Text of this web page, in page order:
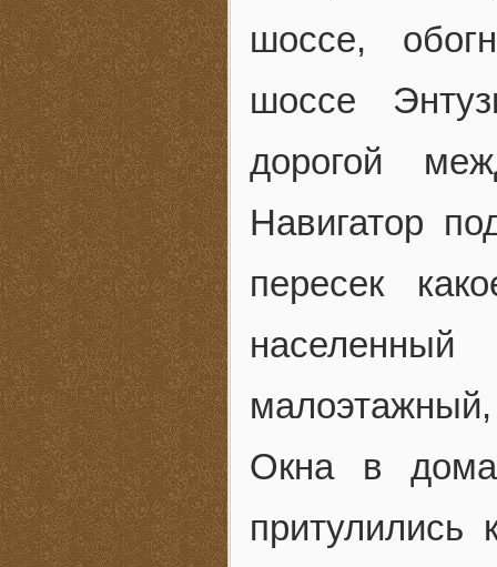
шоссе,
шоссе
дорогой
Навигатор
пересек
Окна в
притулились